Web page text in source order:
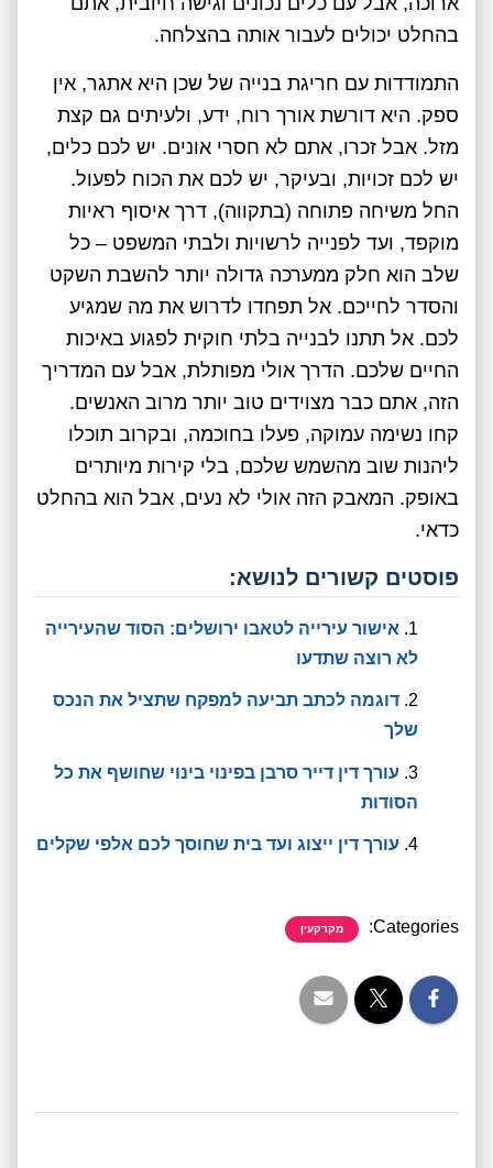
בהחלט יכולים לעבור אותה בהצלחה.
התמודדות עם חריגת בנייה של שכן היא אתגר, אין
ספק. היא דורשת אורך רוח, ידע, ולעיתים גם קצת
מזל. אבל זכרו, אתם לא חסרי אונים. יש לכם כלים,
יש לכם זכויות, ובעיקר, יש לכם את הכוח לפעול.
החל משיחה פתוחה (בתקווה), דרך איסוף ראיות
מוקפד, ועד לפנייה לרשויות ולבתי המשפט – כל
שלב הוא חלק ממערכה גדולה יותר להשבת השקט
והסדר לחייכם. אל תפחדו לדרוש את מה שמגיע
לכם. אל תתנו לבנייה בלתי חוקית לפגוע באיכות
החיים שלכם. הדרך אולי מפותלת, אבל עם המדריך
הזה, אתם כבר מצוידים טוב יותר מרוב האנשים.
קחו נשימה עמוקה, פעלו בחוכמה, ובקרוב תוכלו
ליהנות שוב מהשמש שלכם, בלי קירות מיותרים
באופק. המאבק הזה אולי לא נעים, אבל הוא בהחלט
כדאי.
פוסטים קשורים לנושא:
אישור עירייה לטאבו ירושלים: הסוד שהעירייה
לא רוצה שתדעו
דוגמה לכתב תביעה למפקח שתציל את הנכס
שלך
עורך דין דייר סרבן בפינוי בינוי שחושף את כל
הסודות
עורך דין ייצוג ועד בית שחוסך לכם אלפי שקלים
Categories: מקרקעין